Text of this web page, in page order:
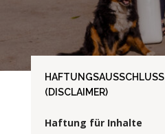
HAFTUNGSAUSSCHLUSS
(DISCLAIMER)
Haftung für Inhalte